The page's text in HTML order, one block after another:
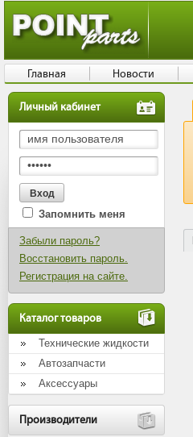
Личный кабинет
Запомнить меня
Забыли пароль?
Восстановить пароль.
Регистрация на сайте.
Каталог товаров
Технические жидкости
Автозапчасти
Аксессуары
Производители
Главная Новости